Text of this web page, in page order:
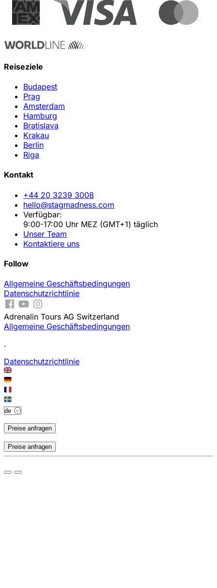
Reiseziele
Budapest
Prag
Amsterdam
Hamburg
Bratislava
Krakau
Berlin
Riga
Kontakt
+44 20 3239 3008
hello@stagmadness.com
Verfügbar:
9:00-17:00 Uhr MEZ (GMT+1) täglich
Unser Team
Kontaktiere uns
Follow
Allgemeine Geschäftsbedingungen
Datenschutzrichtlinie
Adrenalin Tours AG Switzerland
Allgemeine Geschäftsbedingungen
.
Datenschutzrichtlinie
Preise anfragen
Preise anfragen